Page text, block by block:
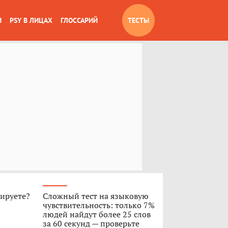
PSY В ЛИЦАХ ГЛОССАРИЙ ТЕСТЫ
Сложный тест на языковую
чувствительность: только 7%
людей найдут более 25 слов
за 60 секунд — проверьте